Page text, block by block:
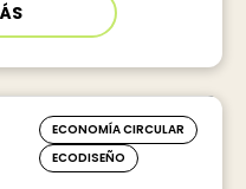
ECONOMÍA CIRCULAR
ECODISEÑO